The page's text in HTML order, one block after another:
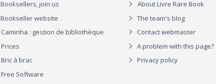
Booksellers, join us
Bookseller website
Caminha : gestion de bibliothèque
Prices
Bric à brac
Free Software
About Livre Rare Book
The team's blog
Contact webmaster
A problem with this page?
Privacy policy